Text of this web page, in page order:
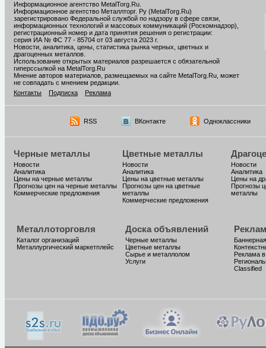
Информационное агентство MetalTorg.Ru
Информационное агентство Металлторг. Ру (MetalTorg.Ru)
зарегистрировано Федеральной службой по надзору в сфере связи,
информационных технологий и массовых коммуникаций (Роскомнадзор),
регистрационный номер и дата принятия решения о регистрации:
серия ИА № ФС 77 - 85704 от 03 августа 2023 г.
Новости, аналитика, цены, статистика рынка черных, цветных и
драгоценных металлов.
Использование открытых материалов разрешается с обязательной
гиперссылкой на MetalTorg.Ru
Мнение авторов материалов, размещаемых на сайте MetalTorg.Ru, может
не совпадать с мнением редакции.
Контакты
Подписка Реклама
RSS ВКонтакте Одноклассники
Черные металлы
Новости
Аналитика
Цены на черные металлы
Прогнозы цен на черные металлы
Коммерческие предложения
Цветные металлы
Новости
Аналитика
Цены на цветные металлы
Прогнозы цен на цветные
металлы
Коммерческие предложения
Новости
Аналитика
Цены на
Прогнозы
металлы
Металлоторговля
Каталог организаций
Металлургический маркетплейс
Доска объявлений
Черные металлы
Цветные металлы
Сырье и металлолом
Услуги
Реклама
Classified